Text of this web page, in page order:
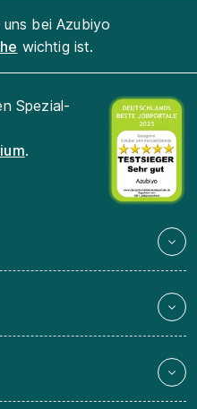
bei Azubiyo
wichtig ist.
Spezial-
.